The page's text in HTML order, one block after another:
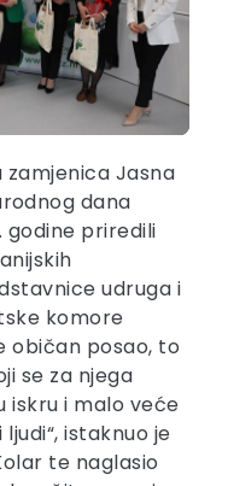
zamjenica Jasna
dana
godine priredili
udruga i
komore
običan posao, to
se za njega
iskru i malo veće
istaknuo je
te naglasio